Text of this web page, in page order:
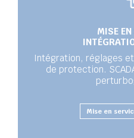
MISE
Intégration, réglages
de protection.
Mise en